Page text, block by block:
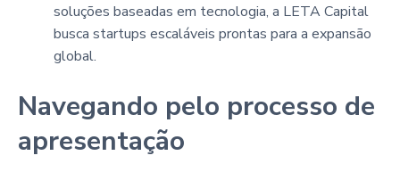
soluções baseadas em tecnologia, a LETA Capital
busca startups escaláveis prontas para a expansão
global.
Navegando pelo processo de
apresentação